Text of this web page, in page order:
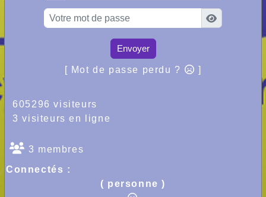
Envoyer
[ Mot de passe perdu ? ]
605296 visiteurs
3 visiteurs en ligne
3 membres
Connectés :
( personne )